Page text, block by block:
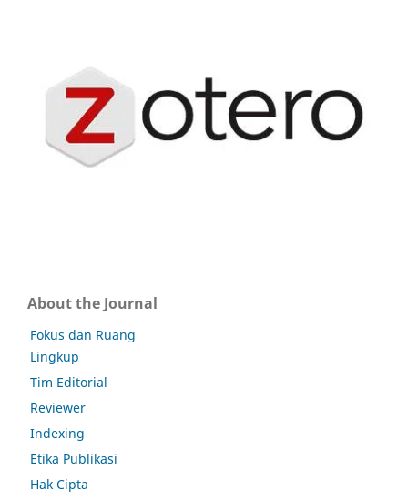
About the Journal
Fokus dan Ruang
Lingkup
Tim Editorial
Reviewer
Indexing
Etika Publikasi
Hak Cipta